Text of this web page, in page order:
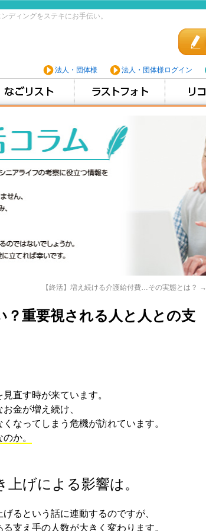
ディングをステキにお手伝い。
法人・団体様 法人・団体様ログイン
【終活】増え続ける介護給付費…その実態とは？ →
？重要視される人と人との支
見直す時が来ています。
金が増え続け、
なってしまう危機が訪れています。
か。
げによる影響は。
るという話に連動するのですが、
支え手の人数が大きく変わります。